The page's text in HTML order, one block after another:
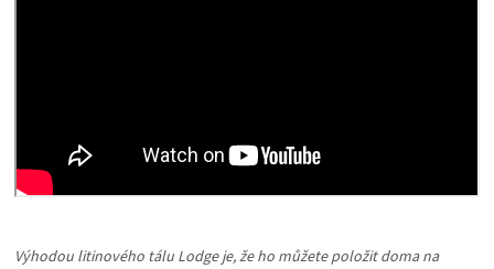
Výhodou litinového tálu Lodge je, že ho můžete položit doma na